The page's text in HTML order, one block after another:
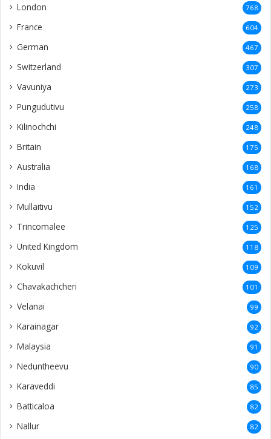
London 768
France 604
German 467
Switzerland 307
Vavuniya 273
Pungudutivu 258
Kilinochchi 248
Britain 175
Australia 168
India 161
Mullaitivu 152
Trincomalee 125
United Kingdom 118
Kokuvil 109
Chavakachcheri 101
Velanai 99
Karainagar 92
Malaysia 91
Neduntheevu 90
Karaveddi 85
Batticaloa 82
Nallur 82